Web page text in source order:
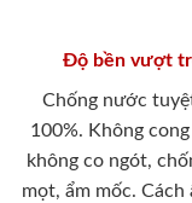
Độ bền vượt
Chống nước
100%. Không
không co ngót,
mọt, ẩm mốc. Cách